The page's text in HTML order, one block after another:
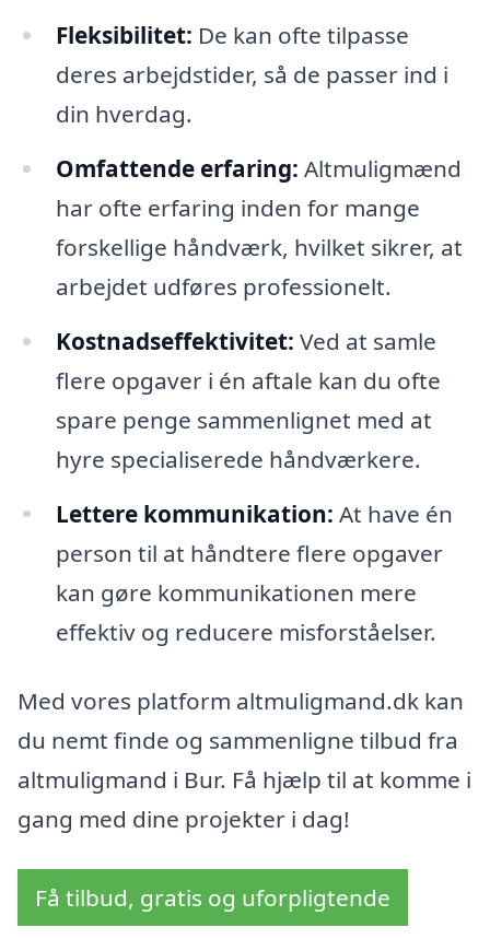
Fleksibilitet: De kan ofte tilpasse
deres arbejdstider, så de passer ind i
din hverdag.
Omfattende erfaring: Altmuligmænd
har ofte erfaring inden for mange
forskellige håndværk, hvilket sikrer, at
arbejdet udføres professionelt.
Kostnadseffektivitet: Ved at samle
flere opgaver i én aftale kan du ofte
spare penge sammenlignet med at
hyre specialiserede håndværkere.
Lettere kommunikation: At have én
person til at håndtere flere opgaver
kan gøre kommunikationen mere
effektiv og reducere misforståelser.
Med vores platform altmuligmand.dk kan
du nemt finde og sammenligne tilbud fra
altmuligmand i Bur. Få hjælp til at komme i
gang med dine projekter i dag!
Få tilbud, gratis og uforpligtende